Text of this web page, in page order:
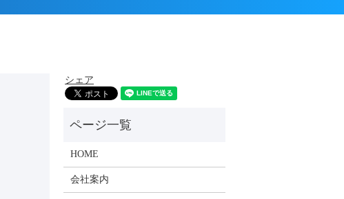
シェア
HOME
会社案内